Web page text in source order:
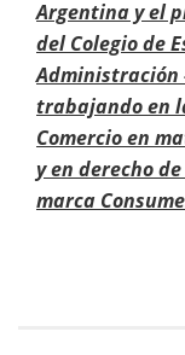
Argentina y el
del Colegio de
Administración
trabajando en
Comercio en
y en derecho
marca